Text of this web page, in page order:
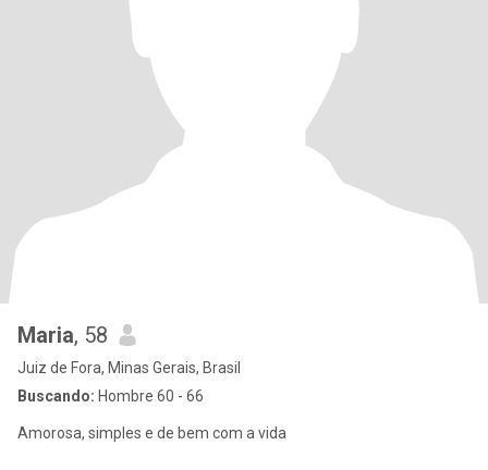
Maria, 58
Juiz de Fora, Minas Gerais, Brasil
Buscando: Hombre 60 - 66
Amorosa, simples e de bem com a vida